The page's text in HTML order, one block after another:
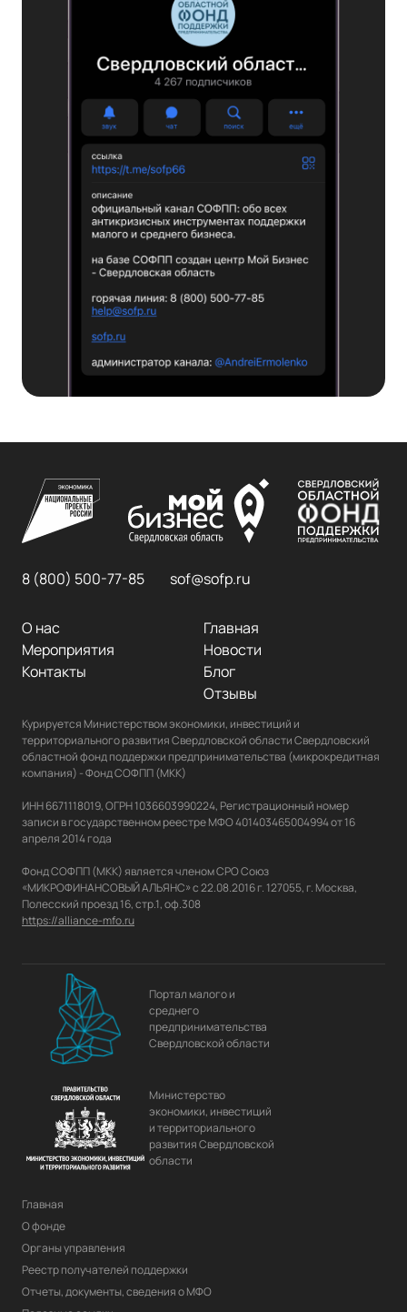
8 (800) 500-77-85 sof@sofp.ru
Главная
О нас
Новости
Мероприятия
Блог
Контакты
Отзывы
Курируется Министерством экономики, инвестиций и
территориального развития Свердловской области Свердловский
областной фонд поддержки предпринимательства (микрокредитная
компания) - Фонд СОФПП (МКК)
ИНН 6671118019, ОГРН 1036603990224, Регистрационный номер
записи в государственном реестре МФО 401403465004994 от 16
апреля 2014 года
Фонд СОФПП (МКК) является членом СРО Союз
«МИКРОФИНАНСОВЫЙ АЛЬЯНС» с 22.08.2016 г. 127055, г. Москва,
https://alliance-mfo.ru
Портал малого и
среднего
предпринимательства
Свердловской области
Министерство
экономики, инвестиций
и территориального
развития Свердловской
области
Главная
О фонде
Органы управления
Реестр получателей поддержки
Отчеты, документы, сведения о МФО